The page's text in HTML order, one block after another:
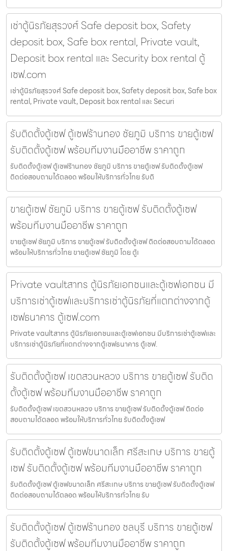
เช่าตู้นิรภัยสุรวงศ์ Safe deposit box, Safety
deposit box, Safe box rental, Private vault,
Deposit box rental และ Security box rental ตู้
เซฟ.com
เช่าตู้นิรภัยสุรวงศ์ Safe deposit box, Safety deposit box, Safe box
rental, Private vault, Deposit box rental และ Securi
รับติดตั้งตู้เซฟ ตู้เซฟร้านทอง ชัยภูมิ บริการ ขายตู้เซฟ
รับติดตั้งตู้เซฟ พร้อมทีมงานมืออาชีพ ราคาถูก
รับติดตั้งตู้เซฟ ตู้เซฟร้านทอง ชัยภูมิ บริการ ขายตู้เซฟ รับติดตั้งตู้เซฟ
ติดต่อสอบถามได้ตลอด พร้อมให้บริการทั่วไทย รับติ
ขายตู้เซฟ ชัยภูมิ บริการ ขายตู้เซฟ รับติดตั้งตู้เซฟ
พร้อมทีมงานมืออาชีพ ราคาถูก
ขายตู้เซฟ ชัยภูมิ บริการ ขายตู้เซฟ รับติดตั้งตู้เซฟ ติดต่อสอบถามได้ตลอด
พร้อมให้บริการทั่วไทย ขายตู้เซฟ ชัยภูมิ โดย ตู้เ
Private vaultสาทร ตู้นิรภัยเอกชนและตู้เซฟเอกชน มี
บริการเช่าตู้เซฟและบริการเช่าตู้นิรภัยที่แตกต่างจากตู้
เซฟธนาคาร ตู้เซฟ.com
Private vaultสาทร ตู้นิรภัยเอกชนและตู้เซฟเอกชน มีบริการเช่าตู้เซฟและ
บริการเช่าตู้นิรภัยที่แตกต่างจากตู้เซฟธนาคาร ตู้เซฟ.
รับติดตั้งตู้เซฟ เขตสวนหลวง บริการ ขายตู้เซฟ รับติด
ตั้งตู้เซฟ พร้อมทีมงานมืออาชีพ ราคาถูก
รับติดตั้งตู้เซฟ เขตสวนหลวง บริการ ขายตู้เซฟ รับติดตั้งตู้เซฟ ติดต่อ
สอบถามได้ตลอด พร้อมให้บริการทั่วไทย รับติดตั้งตู้เซฟ
รับติดตั้งตู้เซฟ ตู้เซฟขนาดเล็ก ศรีสะเกษ บริการ ขายตู้
เซฟ รับติดตั้งตู้เซฟ พร้อมทีมงานมืออาชีพ ราคาถูก
รับติดตั้งตู้เซฟ ตู้เซฟขนาดเล็ก ศรีสะเกษ บริการ ขายตู้เซฟ รับติดตั้งตู้เซฟ
ติดต่อสอบถามได้ตลอด พร้อมให้บริการทั่วไทย รับ
รับติดตั้งตู้เซฟ ตู้เซฟร้านทอง ชลบุรี บริการ ขายตู้เซฟ
รับติดตั้งตู้เซฟ พร้อมทีมงานมืออาชีพ ราคาถูก